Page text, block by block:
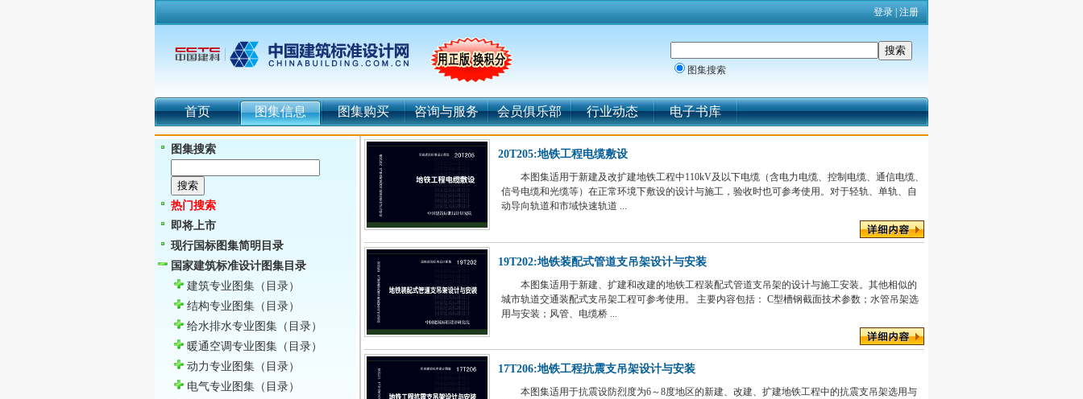
登录 注册
图集搜索
首页 图集信息 图集购买 咨询与服务 会员俱乐部 行业动态 电子书库
图集搜索
热门搜索
即将上市
现行国标图集简明目录
国家建筑标准设计图集目录
建筑专业图集 （目录）
结构专业图集 （目录）
给水排水专业图集 （目录）
暖通空调专业图集 （目录）
动力专业图集 （目录）
电气专业图集 （目录）
20T205:地铁工程电缆敷设
本图集适用于新建及改扩建地铁工程中110kV及以下电缆（含电力电缆、控制电缆、通信电缆、
信号电缆和光缆等）在正常环境下敷设的设计与施工，验收时也可参考使用。对于轻轨、单轨、自
动导向轨道和市域快速轨道 ...
19T202:地铁装配式管道支吊架设计与安装
本图集适用于新建、扩建和改建的地铁工程装配式管道支吊架的设计与施工安装。其他相似的
城市轨道交通装配式支吊架工程可参考使用。 主要内容包括： C型槽钢截面技术参数；水管吊架选
用与安装；风管、电缆桥 ...
17T206:地铁工程抗震支吊架设计与安装
本图集适用于抗震设防烈度为6～8度地区的新建、改建、扩建地铁工程中的抗震支吊架选用与